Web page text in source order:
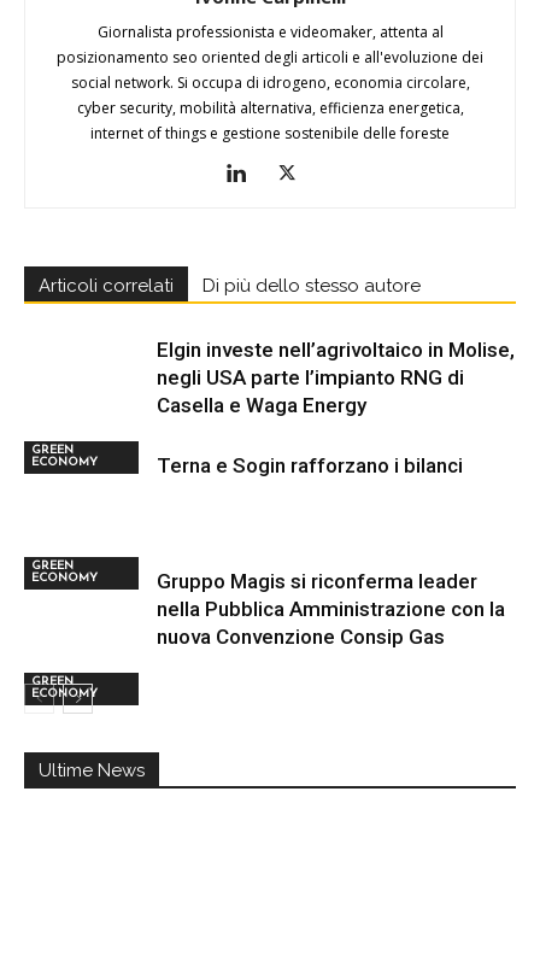
Giornalista professionista e videomaker, attenta al
posizionamento seo oriented degli articoli e all'evoluzione dei
social network. Si occupa di idrogeno, economia circolare,
cyber security, mobilità alternativa, efficienza energetica,
internet of things e gestione sostenibile delle foreste
Articoli correlati Di più dello stesso autore
GREEN
ECONOMY
Elgin investe nell’agrivoltaico in Molise,
negli USA parte l’impianto RNG di
Casella e Waga Energy
GREEN
ECONOMY
Terna e Sogin rafforzano i bilanci
GREEN
ECONOMY
Gruppo Magis si riconferma leader
nella Pubblica Amministrazione con la
nuova Convenzione Consip Gas
Ultime News